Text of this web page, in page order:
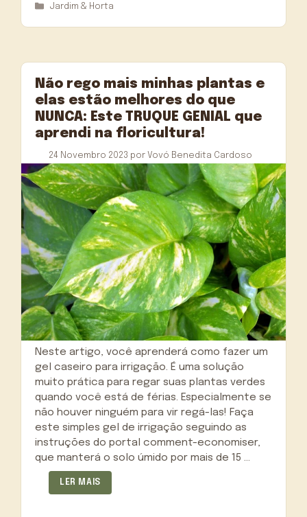
Categorias
Jardim & Horta
Não rego mais minhas plantas e
elas estão melhores do que
NUNCA: Este TRUQUE GENIAL que
aprendi na floricultura!
24 Novembro 2023 por Vovó Benedita Cardoso
Neste artigo, você aprenderá como fazer um
gel caseiro para irrigação. É uma solução
muito prática para regar suas plantas verdes
quando você está de férias. Especialmente se
não houver ninguém para vir regá-las! Faça
este simples gel de irrigação seguindo as
instruções do portal comment-economiser,
que manterá o solo úmido por mais de 15 …
LER MAIS